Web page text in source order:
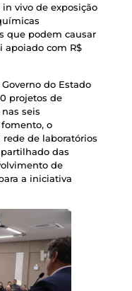
vivo de exposição
que podem causar
apoiado com R$
do Estado
projetos de
seis
o
de laboratórios
das
de
a iniciativa